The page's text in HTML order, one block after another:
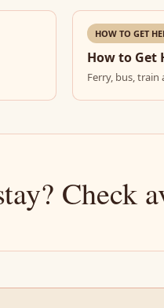
HOW TO GET
How to Get
Ferry, bus,
Check